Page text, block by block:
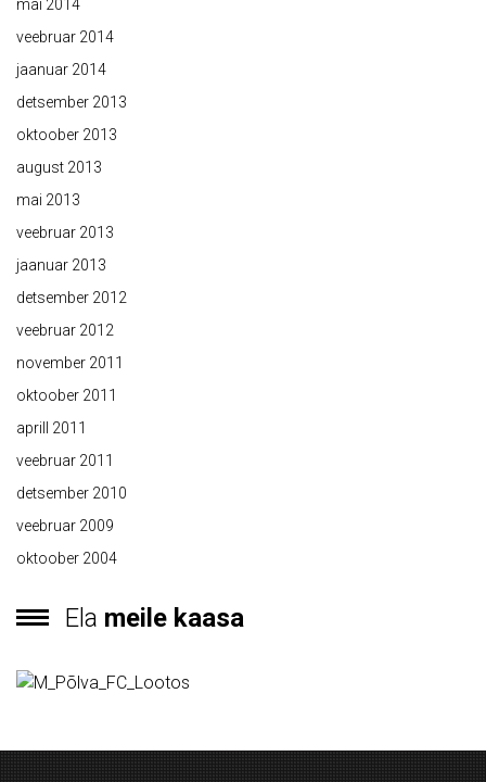
mai 2014
veebruar 2014
jaanuar 2014
detsember 2013
oktoober 2013
august 2013
mai 2013
veebruar 2013
jaanuar 2013
detsember 2012
veebruar 2012
november 2011
oktoober 2011
aprill 2011
veebruar 2011
detsember 2010
veebruar 2009
oktoober 2004
Ela meile kaasa